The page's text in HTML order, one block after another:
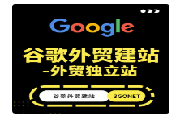
名。Url设置时有几个注意事项，url
要尽量静态化，或者伪静态，尽量简
短好记，有明确意义，并加入该页面
相关的英文关键词，不要有特殊符
号。如